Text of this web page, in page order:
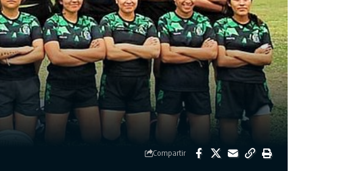
Compartir